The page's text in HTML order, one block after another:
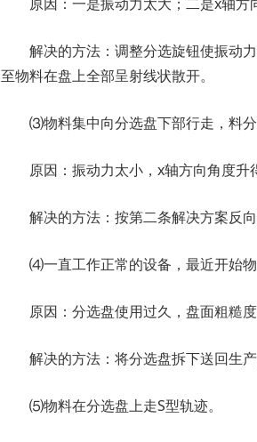
解决的方法：调整分选旋钮使振动
至物料在盘上全部呈射线状散开。
⑶物料集中向分选盘下部行走，料
原因：振动力太小，x轴方向角度升
解决的方法：按第二条解决方案反向
⑷一直工作正常的设备，最近开始
原因：分选盘使用过久，盘面粗糙度
解决的方法：将分选盘拆下送回生
⑸物料在分选盘上走S型轨迹。